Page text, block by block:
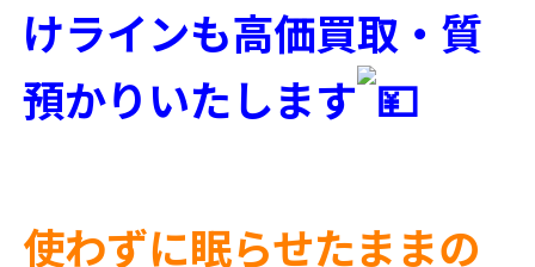
けラインも高価買取・質
預かりいたします
使わずに眠らせたままの